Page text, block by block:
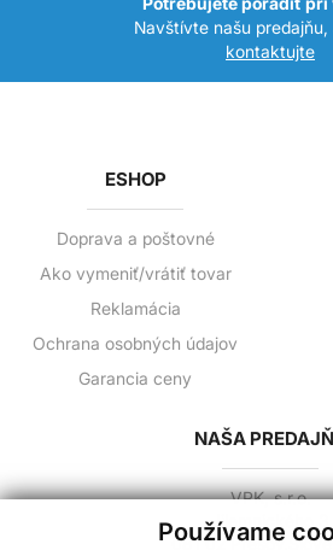
Používame
Navštívte našu predajňu,
kontaktujte
ESHOP
Doprava a poštovné
Ako vymeniť/vrátiť tovar
Reklamácia
Ochrana osobných údajov
Garancia ceny
NAŠA
VPK, s.r.o.
Jilemnického 3
081 02